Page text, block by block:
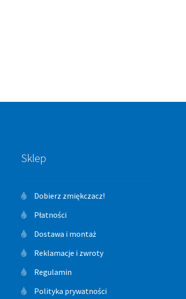
Sklep
Dobierz zmiękczacz!
Płatności
Dostawa i montaż
Reklamacje i zwroty
Regulamin
Polityka prywatności